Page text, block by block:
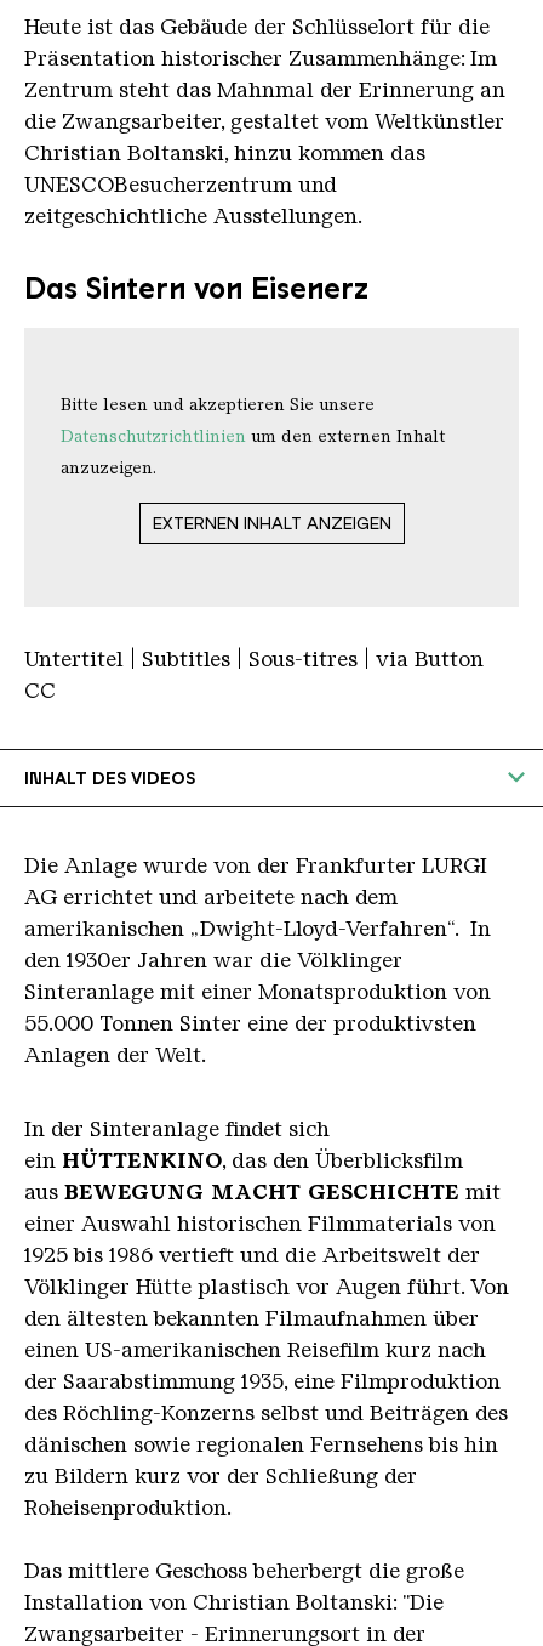
Heute ist das Gebäude der Schlüsselort für die
Präsentation historischer Zusammenhänge: Im
Zentrum steht das Mahnmal der Erinnerung an
die Zwangsarbeiter, gestaltet vom Weltkünstler
Christian Boltanski, hinzu kommen das
UNESCOBesucherzentrum und
zeitgeschichtliche Ausstellungen.
Das Sintern von Eisenerz
Bitte lesen und akzeptieren Sie unsere
Datenschutzrichtlinien um den externen Inhalt
anzuzeigen.
EXTERNEN INHALT ANZEIGEN
Untertitel | Subtitles | Sous-titres | via Button
CC
INHALT DES VIDEOS
in die dahinterliegende Erzvorbereitung. Der
Sprecher dazu:
„Wichtige Voraussetzung für die
Eisenverhüttung ist die Erzvorbereitung. Aus den
Bunkern des Rohstofflagers werden Erze und
Zuschlagstoffe zusammengestellt Das Material
wird in der Sinteranlage hochofengerecht
aufbereitet
einem Drehteller mit einer Eisenstange
bearbeitet. Der Sprecher erläutert. "Über
Drehteller gelangt das Material auf ein
Förderband."Dort wird das Material befeuchtet,
was große Dampfwolken erzeugt. Schnitt auf
einen Arbeiter der eine große Walze in
Bewegung setzt. Diese verdichtet das Material
auf dem Förderband.
Schnitt auf eine Luke. Durch die Luke entnimmt
ein Arbeiter mit einer Schaufel eine
Materialmischung werden die Einsatzstoffe
Arbeiter vor der Anlage zur Materialmischung,
Die Anlage wurde von der Frankfurter LURGI
AG errichtet und arbeitete nach dem
amerikanischen „Dwight-Lloyd-Verfahren“. In
den 1930er Jahren war die Völklinger
Sinteranlage mit einer Monatsproduktion von
55.000 Tonnen Sinter eine der produktivsten
Anlagen der Welt.
In der Sinteranlage findet sich
ein HÜTTENKINO, das den Überblicksfilm
aus BEWEGUNG MACHT GESCHICHTE mit
einer Auswahl historischen Filmmaterials von
1925 bis 1986 vertieft und die Arbeitswelt der
Völklinger Hütte plastisch vor Augen führt. Von
den ältesten bekannten Filmaufnahmen über
einen US-amerikanischen Reisefilm kurz nach
der Saarabstimmung 1935, eine Filmproduktion
des Röchling-Konzerns selbst und Beiträgen des
dänischen sowie regionalen Fernsehens bis hin
zu Bildern kurz vor der Schließung der
Roheisenproduktion.
Das mittlere Geschoss beherbergt die große
Installation von Christian Boltanski: "Die
Zwangsarbeiter - Erinnerungsort in der